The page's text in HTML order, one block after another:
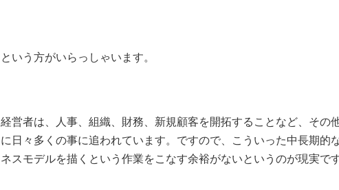
という方がいらっしゃいます。
経営者は、人事、組織、財務、新規顧客を開拓することなど、その
に日々多くの事に追われています。ですので、こういった中長期的
ネスモデルを描くという作業をこなす余裕がないというのが現実です